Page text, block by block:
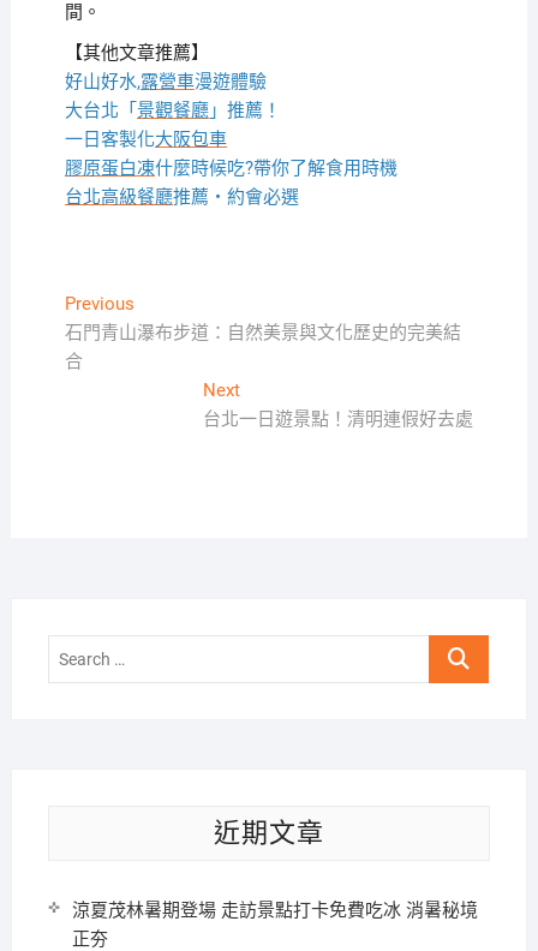
間。
【其他文章推薦】
好山好水,露營車漫遊體驗
大台北「 景觀餐廳」推薦！
一日客製化大阪包車
膠原蛋白凍什麼時候吃?帶你了解食用時機
台北高級餐廳推薦・約會必選
文
章
PreviousPrevious
post:
石門青山瀑布步道：自然美景與文化歷史的完美結
合
NextNext
post:
台北一日遊景點！清明連假好去處
Search
近期文章
涼夏茂林暑期登場 走訪景點打卡免費吃冰 消暑秘境
正夯